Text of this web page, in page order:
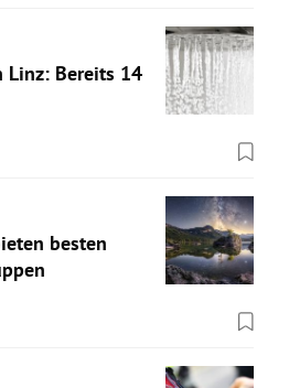
Linz: Bereits 14
besten